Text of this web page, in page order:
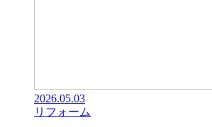
2026.05.03
リフォーム